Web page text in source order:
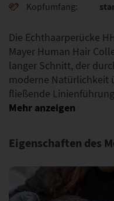
Kopfumfang
Die Echthaarperücke
Mayer Human Hair
langer Schnitt, der
moderne Natürlichkeit
fließende
Eigenschaften des